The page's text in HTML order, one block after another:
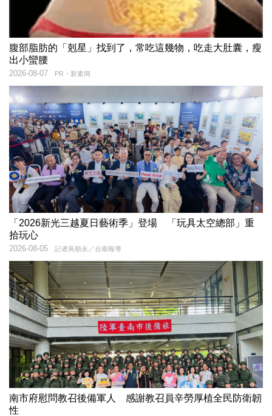
腹部脂肪的「剋星」找到了，常吃這幾物，吃走大肚囊，瘦
出小蠻腰
PR・新素簡
2026-08-07
「2026新光三越夏日藝術季」登場 「玩具太空總部」重
拾玩心
記者吳順永／台南報導
2026-08-05
南市府慰問教召後備軍人 感謝教召員辛勞厚植全民防衛韌
性